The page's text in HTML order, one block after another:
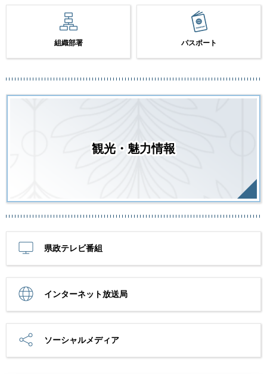
組織部署 パスポート
観光・魅力情報
県政テレビ番組
インターネット放送局
ソーシャルメディア